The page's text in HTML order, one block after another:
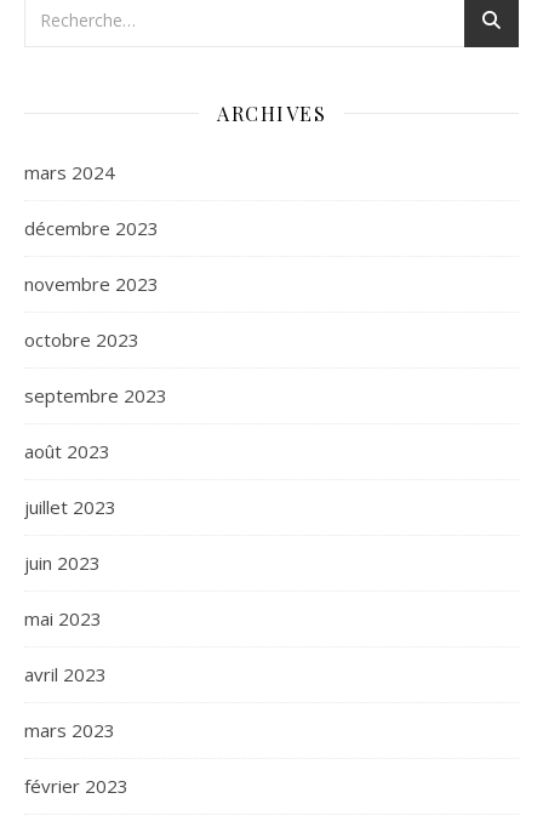
ARCHIVES
mars 2024
décembre 2023
novembre 2023
octobre 2023
septembre 2023
août 2023
juillet 2023
juin 2023
mai 2023
avril 2023
mars 2023
février 2023